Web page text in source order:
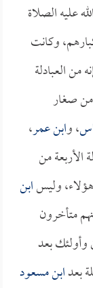
عليه الصلاة
وكانت
من العبادلة
من صغار
، وابن عمر،
الأربعة من
وليسابن
متأخرون
وأولئك بعد
بعدابن مسعود